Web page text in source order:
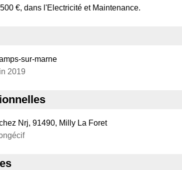
€, dans l'Electricité et Maintenance.
sur-marne
2019
Nrj, 91490, Milly La Foret